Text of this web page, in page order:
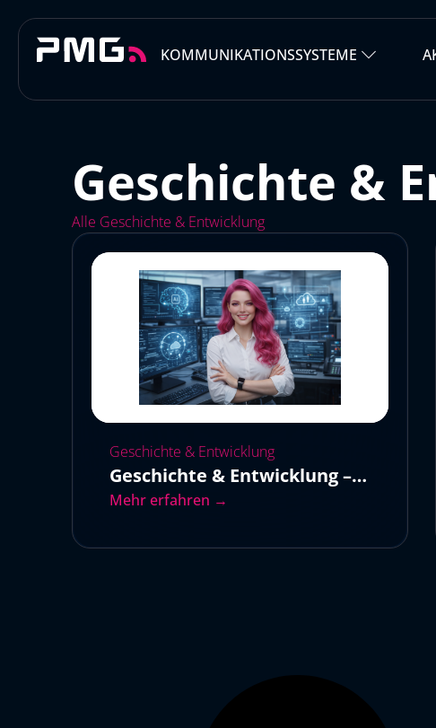
KOMMUNIKATIONSSYSTEME
Geschichte &
Alle Geschichte & Entwicklung
Geschichte & Entwicklung
Geschichte & Entwicklung –
Teil 3
Mehr erfahren →